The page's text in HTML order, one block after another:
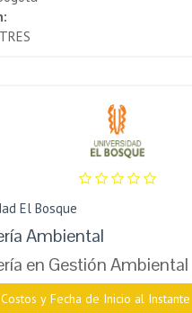
El Bosque
Ambiental
en Gestión Ambiental
y Fecha de Inicio al Instante